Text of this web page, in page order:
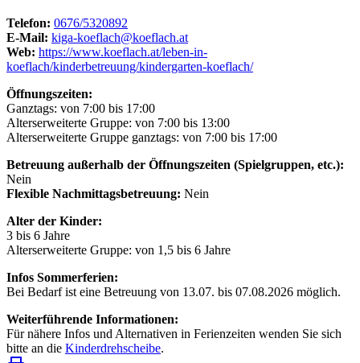
Telefon: 0676/5320892
E-Mail: kiga-koeflach@koeflach.at
Web: https://www.koeflach.at/leben-in-
koeflach/kinderbetreuung/kindergarten-koeflach/
Öffnungszeiten:
Ganztags: von 7:00 bis 17:00
Alterserweiterte Gruppe: von 7:00 bis 13:00
Alterserweiterte Gruppe ganztags: von 7:00 bis 17:00
Betreuung außerhalb der Öffnungszeiten (Spielgruppen, etc.):
Nein
Flexible Nachmittagsbetreuung: Nein
Alter der Kinder:
3 bis 6 Jahre
Alterserweiterte Gruppe: von 1,5 bis 6 Jahre
Infos Sommerferien:
Bei Bedarf ist eine Betreuung von 13.07. bis 07.08.2026 möglich.
Weiterführende Informationen:
Für nähere Infos und Alternativen in Ferienzeiten wenden Sie sich
bitte an die Kinderdrehscheibe.